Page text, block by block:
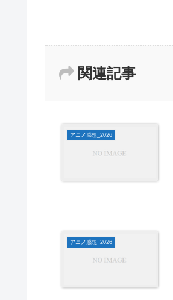
関連記事
アニメ感想_2026
アニメ感想_2026